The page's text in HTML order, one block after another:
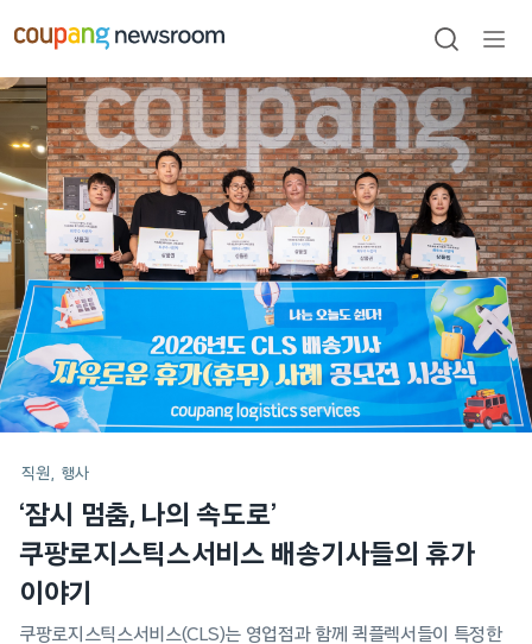
건너뛰기
검색
열기
메인
포스트
직원 행사
‘잠시 멈춤, 나의 속도로’
쿠팡로지스틱스서비스 배송기사들의 휴가
이야기
쿠팡로지스틱스서비스(CLS)는 영업점과 함께 퀵플렉서들이 특정한